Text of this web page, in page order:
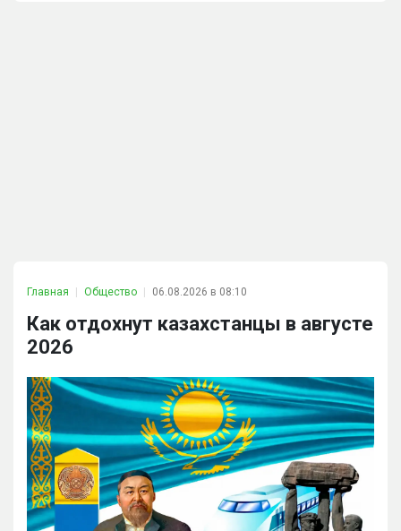
Главная Общество 06.08.2026 в 08:10
Как отдохнут казахстанцы в августе
2026